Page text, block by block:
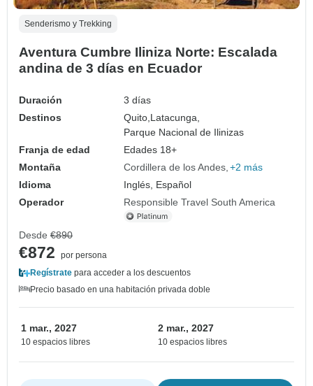
Senderismo y Trekking
Aventura Cumbre Iliniza Norte: Escalada
andina de 3 días en Ecuador
Duración
3 días
Destinos
Quito,Latacunga,
Parque Nacional de Ilinizas
Franja de edad
Edades 18+
Montaña
Cordillera de los Andes +2 más
Idioma
Inglés, Español
Operador
Responsible Travel South America
Desde €890
€872
por persona
Regístrate para acceder a los descuentos
Precio basado en una habitación privada doble
1 mar., 2027
10 espacios libres
2 mar., 2027
10 espacios libres